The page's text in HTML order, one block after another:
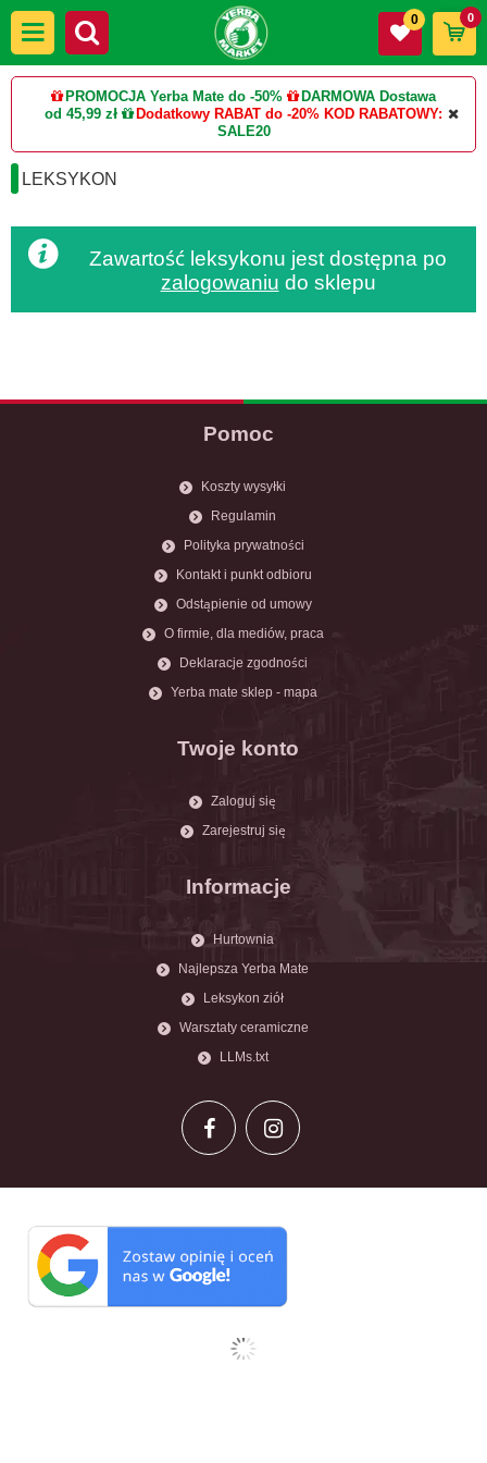
PROMOCJA Yerba Mate do -50%
DARMOWA Dostawa
od 45,99 zł
Dodatkowy RABAT do -20% KOD RABATOWY:
SALE20
0 0
LEKSYKON
Zawartość leksykonu jest dostępna po
zalogowaniu do sklepu
Pomoc
Koszty wysyłki
Regulamin
Polityka prywatności
Kontakt i punkt odbioru
Odstąpienie od umowy
O firmie, dla mediów, praca
Deklaracje zgodności
Yerba mate sklep - mapa
Twoje konto
Zaloguj się
Zarejestruj się
Informacje
Hurtownia
Najlepsza Yerba Mate
Leksykon ziół
Warsztaty ceramiczne
LLMs.txt